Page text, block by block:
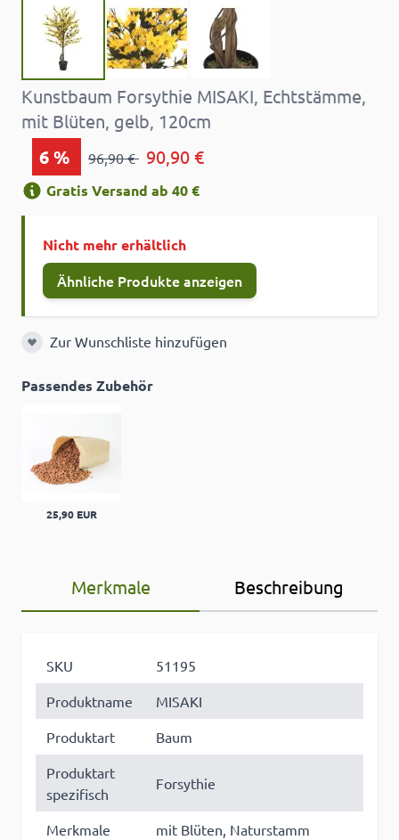
Kunstbaum Forsythie MISAKI, Echtstämme,
mit Blüten, gelb, 120cm
6% 96,90 € 90,90 €
Gratis Versand ab 40 €
Nicht mehr erhältlich
Ähnliche Produkte anzeigen
Zur Wunschliste hinzufügen
Zur Wunschliste hinzufügen
Passendes Zubehör
25,90 EUR
Merkmale Beschreibung
SKU
51195
Produktname
MISAKI
Produktart
Baum
Produktart
spezifisch
Forsythie
Merkmale
mit Blüten, Naturstamm